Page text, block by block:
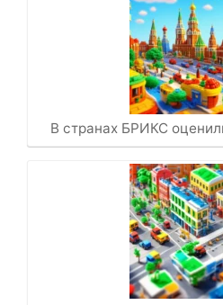
В странах БРИКС